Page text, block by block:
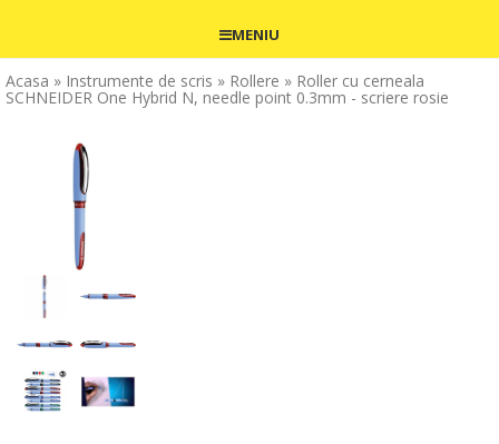
MENIU
Acasa » Instrumente de scris » Rollere » Roller cu cerneala
SCHNEIDER One Hybrid N, needle point 0.3mm - scriere rosie